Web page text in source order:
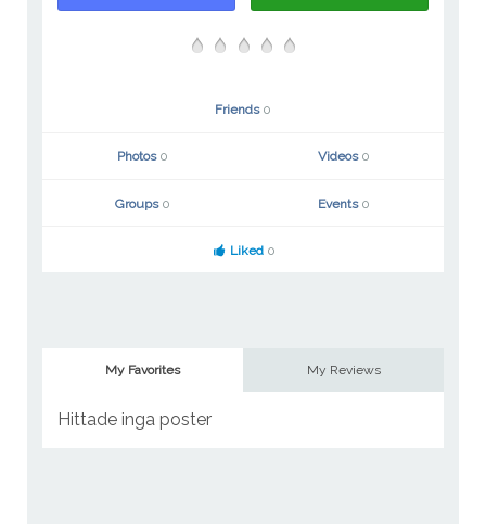
Friends 0
Photos 0 Videos 0
Groups 0 Events 0
Liked 0
My Favorites My Reviews
Hittade inga poster